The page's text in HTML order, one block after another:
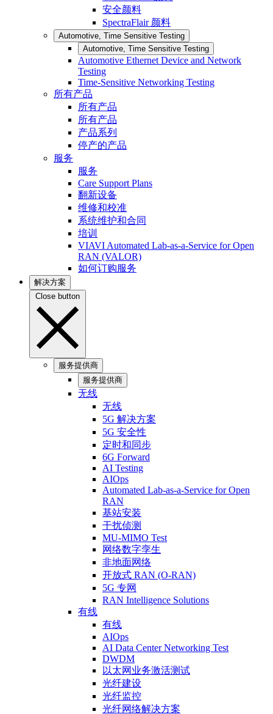
安全颜料
SpectraFlair 颜料
Automotive, Time Sensitive Testing
Automotive, Time Sensitive Testing
Automotive Ethernet Device and Network
Testing
Time-Sensitive Networking Testing
所有产品
所有产品
所有产品
产品系列
停产的产品
服务
服务
Care Support Plans
翻新设备
维修和校准
系统维护和合同
培训
VIAVI Automated Lab-as-a-Service for Open
RAN (VALOR)
如何订购服务
解决方案
Close button
服务提供商
服务提供商
无线
无线
5G 解决方案
5G 安全性
定时和同步
6G Forward
AI Testing
AIOps
Automated Lab-as-a-Service for Open
RAN
基站安装
干扰侦测
MU-MIMO Test
网络数字孪生
非地面网络
开放式 RAN (O-RAN)
5G 专网
RAN Intelligence Solutions
有线
有线
AIOps
AI Data Center Networking Test
DWDM
以太网业务激活测试
光纤建设
光纤监控
光纤网络解决方案